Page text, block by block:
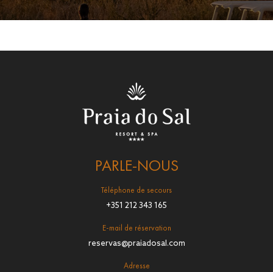
PARLE-NOUS
Téléphone de secours
+351 212 343 165
E-mail de réservation
reservas@praiadosal.com
Adresse